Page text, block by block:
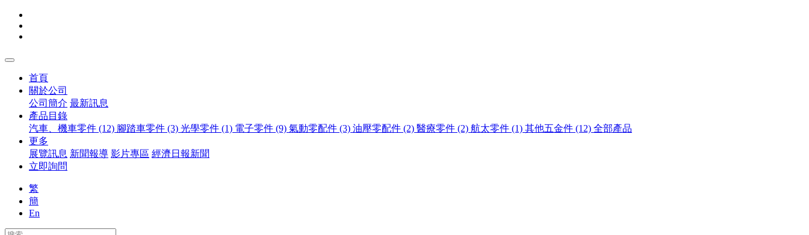
首頁
關於公司
公司簡介 最新訊息
產品目錄
汽車、機車零件 (12) 腳踏車零件 (3) 光學零件 (1) 電子零件 (9) 氣動零配件 (3) 油壓零配件 (2) 醫療零件 (2) 航太零件 (1) 其他五金件 (12) 全部產品
更多
展覽訊息 新聞報導 影片專區 經濟日報新聞
立即詢問
繁
簡
En